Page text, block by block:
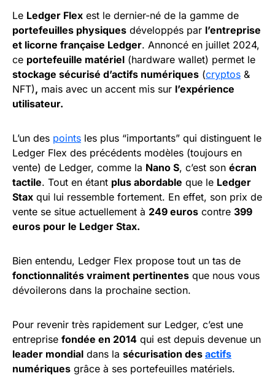
Le Ledger Flex est le dernier-né de la gamme de
portefeuilles physiques développés par l’entreprise
et licorne française Ledger. Annoncé en juillet 2024,
ce portefeuille matériel (hardware wallet) permet le
stockage sécurisé d’actifs numériques (cryptos &
NFT), mais avec un accent mis sur l’expérience
utilisateur.
L’un des points les plus “importants” qui distinguent le
Ledger Flex des précédents modèles (toujours en
vente) de Ledger, comme la Nano S, c’est son écran
tactile. Tout en étant plus abordable que le Ledger
Stax qui lui ressemble fortement. En effet, son prix de
vente se situe actuellement à 249 euros contre 399
euros pour le Ledger Stax.
Bien entendu, Ledger Flex propose tout un tas de
fonctionnalités vraiment pertinentes que nous vous
dévoilerons dans la prochaine section.
Pour revenir très rapidement sur Ledger, c’est une
entreprise fondée en 2014 qui est depuis devenue un
leader mondial dans la sécurisation des actifs
numériques grâce à ses portefeuilles matériels.